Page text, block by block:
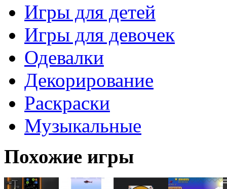
Игры для детей
Игры для девочек
Одевалки
Декорирование
Раскраски
Музыкальные
Похожие игры